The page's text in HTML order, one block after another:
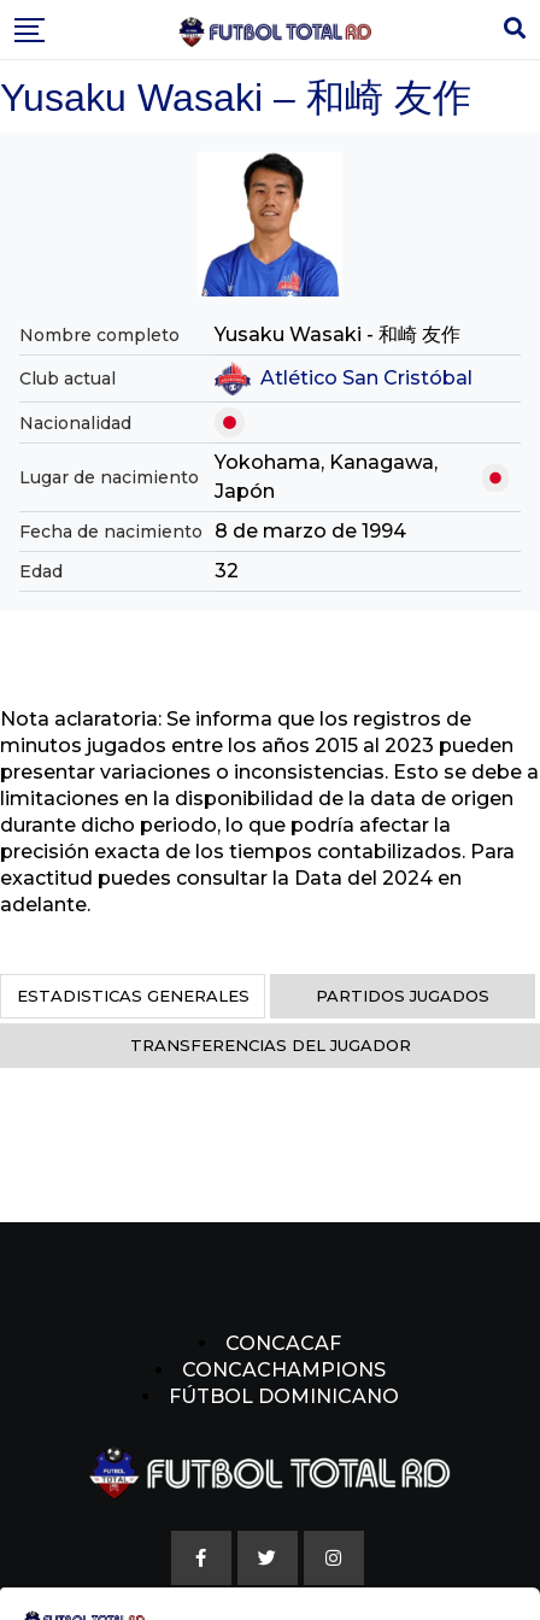
to
Yusaku Wasaki – 和崎 友作
Nombre completo Yusaku Wasaki - 和崎 友作
Club actual Atlético San Cristóbal
Nacionalidad
Lugar de nacimiento
Yokohama, Kanagawa,
Japón
Fecha de nacimiento 8 de marzo de 1994
Edad 32
Nota aclaratoria: Se informa que los registros de
minutos jugados entre los años 2015 al 2023 pueden
presentar variaciones o inconsistencias. Esto se debe a
limitaciones en la disponibilidad de la data de origen
durante dicho periodo, lo que podría afectar la
precisión exacta de los tiempos contabilizados. Para
exactitud puedes consultar la Data del 2024 en
adelante.
ESTADISTICAS GENERALES PARTIDOS JUGADOS
TRANSFERENCIAS DEL JUGADOR
CONCACAF
CONCACHAMPIONS
FÚTBOL DOMINICANO